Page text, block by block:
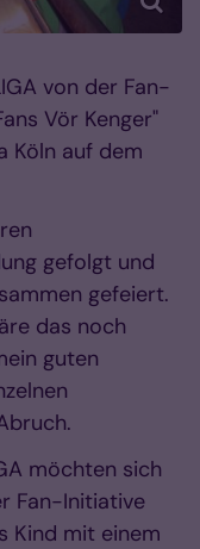
von der Fan-
Vör Kenger"
Köln auf dem
gefolgt und
gefeiert.
das noch
guten
möchten sich
Fan-Initiative
Kind mit einem